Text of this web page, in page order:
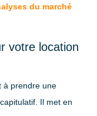
du marché
votre location
à prendre une
Il met en